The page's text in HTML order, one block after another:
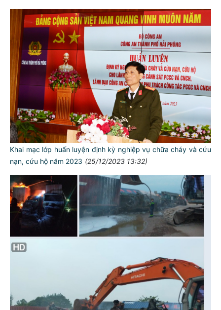
Khai mạc lớp huấn luyện định kỳ nghiệp vụ chữa cháy và cứu
nạn, cứu hộ năm 2023 (25/12/2023 13:32)